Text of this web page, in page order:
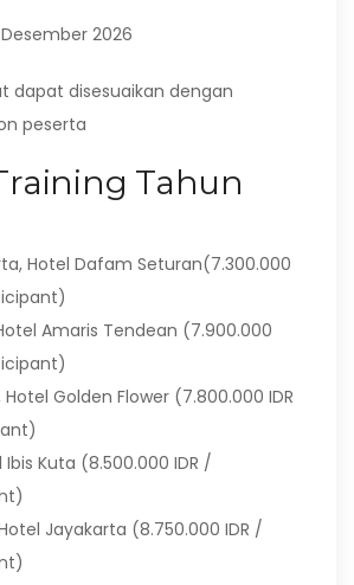
2026
dapat disesuaikan dengan
peserta
Tahun
Hotel Dafam Seturan(7.300.000
Amaris Tendean (7.900.000
Golden Flower (7.800.000 IDR
Ibis Kuta (8.500.000 IDR /
Jayakarta (8.750.000 IDR /